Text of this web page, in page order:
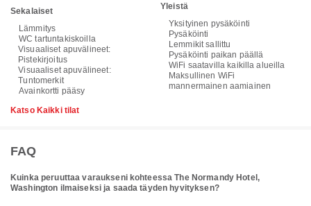
Sekalaiset
Lämmitys
WC tartuntakiskoilla
Visuaaliset apuvälineet:
Pistekirjoitus
Visuaaliset apuvälineet:
Tuntomerkit
Avainkortti pääsy
Yleistä
Yksityinen pysäköinti
Pysäköinti
Lemmikit sallittu
Pysäköinti paikan päällä
WiFi saatavilla kaikilla alueilla
Maksullinen WiFi
mannermainen aamiainen
Katso Kaikki tilat
FAQ
Kuinka peruuttaa varaukseni kohteessa The Normandy Hotel,
Washington ilmaiseksi ja saada täyden hyvityksen?